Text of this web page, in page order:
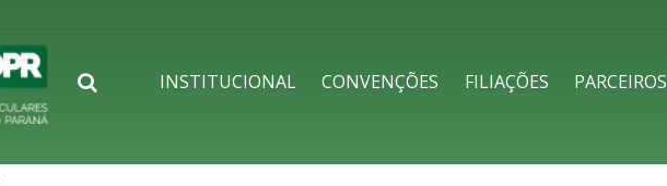
SearchINSTITUCIONAL CONVENÇÕES FILIAÇÕES PARCEIROS